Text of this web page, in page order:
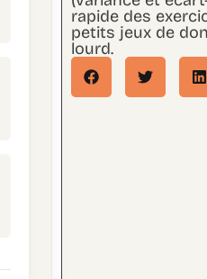
rapide des
petits jeux de
lourd.